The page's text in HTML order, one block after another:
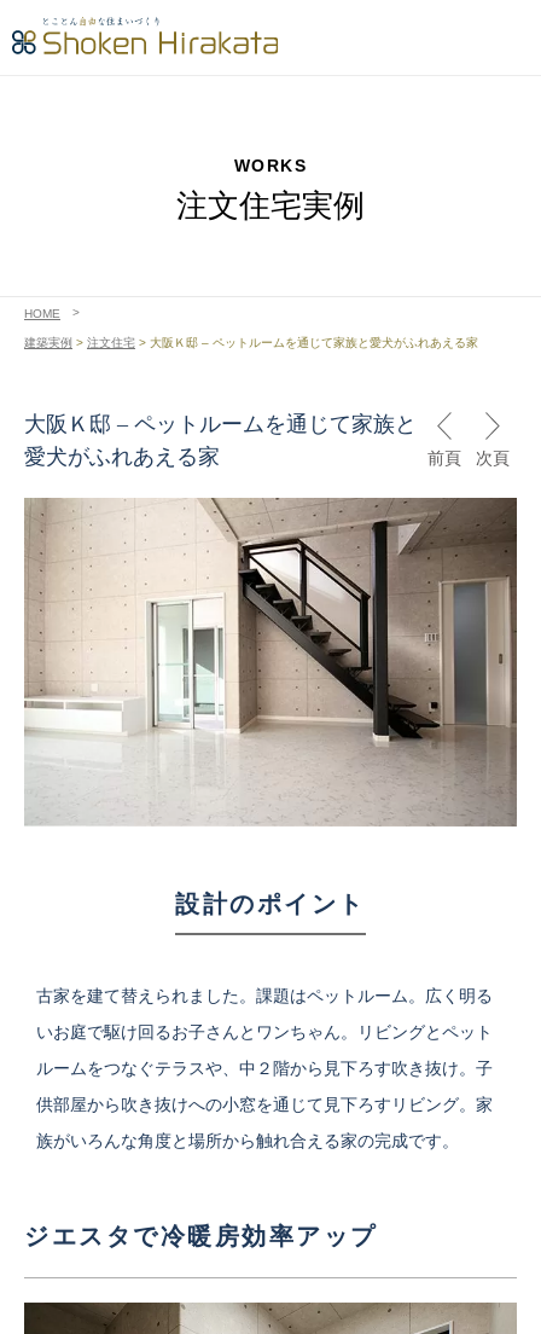
WORKS
注文住宅実例
HOME
建築実例 > 注文住宅 > 大阪Ｋ邸 – ペットルームを通じて家族と愛犬がふれあえる家
大阪Ｋ邸 – ペットルームを通じて家族と
愛犬がふれあえる家
前頁 次頁
設計のポイント
古家を建て替えられました。課題はペットルーム。広く明る
いお庭で駆け回るお子さんとワンちゃん。リビングとペット
ルームをつなぐテラスや、中２階から見下ろす吹き抜け。子
供部屋から吹き抜けへの小窓を通じて見下ろすリビング。家
族がいろんな角度と場所から触れ合える家の完成です。
ジエスタで冷暖房効率アップ